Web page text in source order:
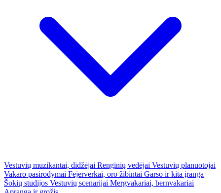
Vestuvių muzikantai, didžėjai Renginių vedėjai Vestuvių planuotojai
Vakaro pasirodymai Fejerverkai, oro žibintai Garso ir kita įranga
Šokių studijos Vestuvių scenarijai Mergvakariai, bernvakariai